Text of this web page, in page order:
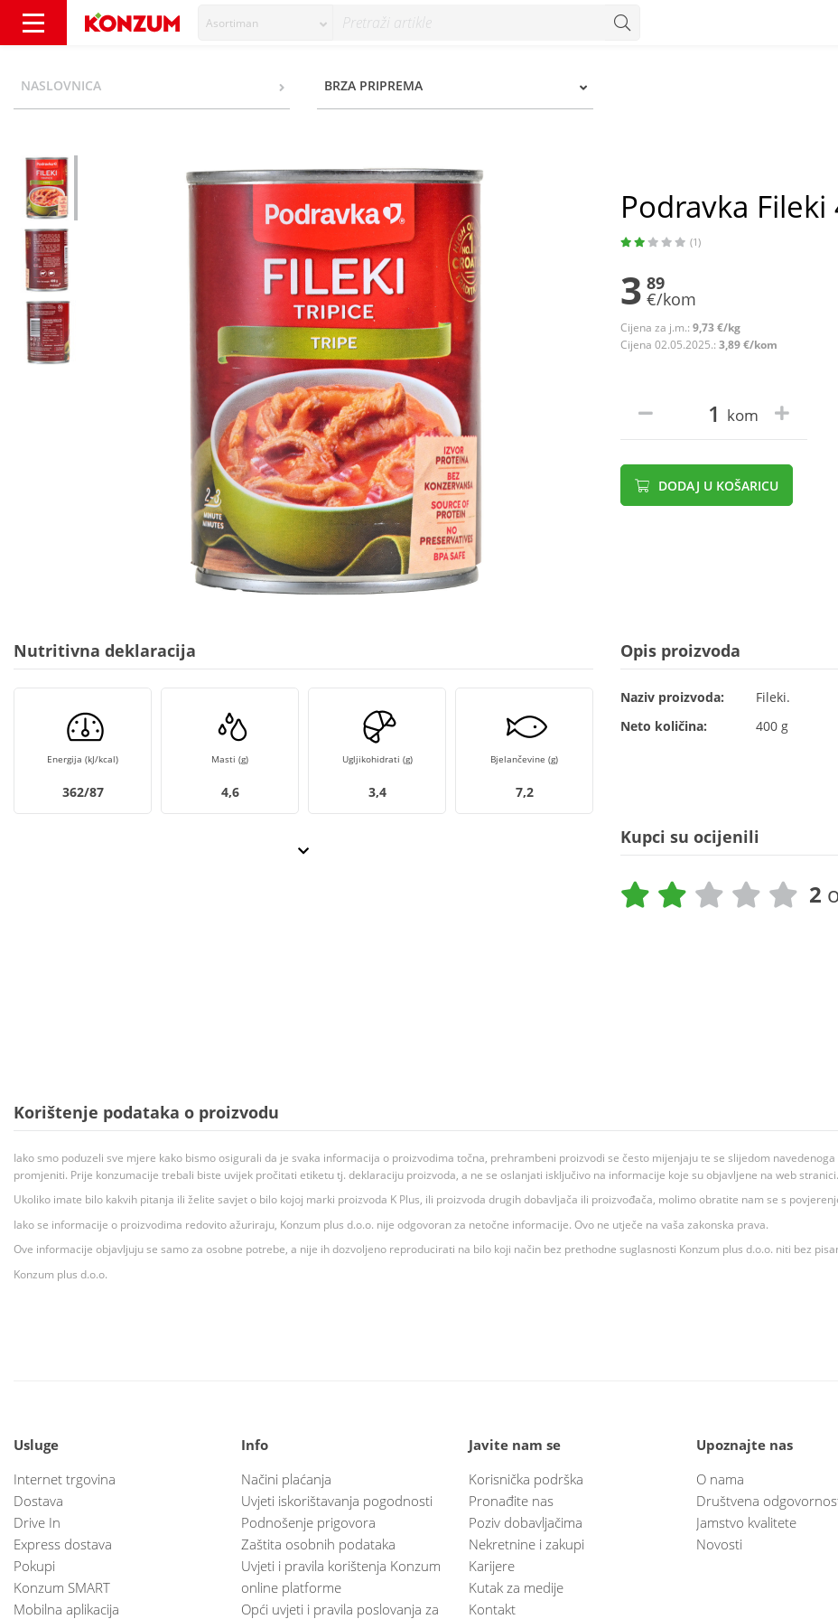
Asortiman
NASLOVNICA BRZA PRIPREMA
Podravka Fileki
(1)
3 89
€/kom
Cijena za j.m.: 9,73 €/kg
Cijena 02.05.2025.: 3,89 €/kom
kom
DODAJ U KOŠARICU
Nutritivna deklaracija
Energija (kJ/kcal)
362/87
Masti (g)
4,6
Ugljikohidrati (g)
3,4
Bjelančevine (g)
7,2
Opis proizvoda
Naziv proizvoda:
Fileki.
Neto količina:
400 g
Kupci su ocijenili
2
Korištenje podataka o proizvodu
Iako smo poduzeli sve mjere kako bismo osigurali da je svaka informacija o proizvodima točna, prehrambeni proizvodi se često mijenjaju te se slijedom
promjeniti. Prije konzumacije trebali biste uvijek pročitati etiketu tj. deklaraciju proizvoda, a ne se oslanjati isključivo na informacije koje su objavljene na web stranici.
Ukoliko imate bilo kakvih pitanja ili želite savjet o bilo kojoj marki proizvoda K Plus, ili proizvoda drugih dobavljača ili proizvođača, molimo obratite nam se s
Iako se informacije o proizvodima redovito ažuriraju, Konzum plus d.o.o. nije odgovoran za netočne informacije. Ovo ne utječe na vaša zakonska prava.
Ove informacije objavljuju se samo za osobne potrebe, a nije ih dozvoljeno reproducirati na bilo koji način bez prethodne suglasnosti Konzum plus d.o.o. niti bez
Konzum plus d.o.o.
Usluge
Internet trgovina
Dostava
Drive In
Express dostava
Pokupi
Konzum SMART
Mobilna aplikacija
Info
Načini plaćanja
Uvjeti iskorištavanja pogodnosti
Podnošenje prigovora
Zaštita osobnih podataka
Uvjeti i pravila korištenja Konzum
online platforme
Opći uvjeti i pravila poslovanja za
Javite nam se
Korisnička podrška
Pronađite nas
Poziv dobavljačima
Nekretnine i zakupi
Karijere
Kutak za medije
Kontakt
Upoznajte nas
O nama
Društvena
Jamstvo kvalitete
Novosti